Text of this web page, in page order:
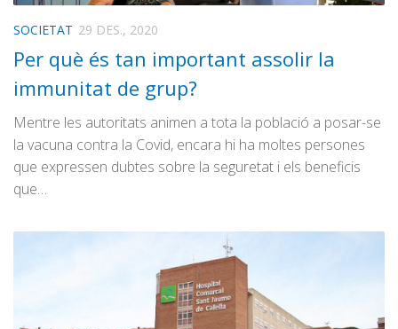
SOCIETAT 29 DES., 2020
Per què és tan important assolir la
immunitat de grup?
Mentre les autoritats animen a tota la població a posar-se
la vacuna contra la Covid, encara hi ha moltes persones
que expressen dubtes sobre la seguretat i els beneficis
que…